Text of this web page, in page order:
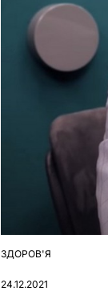
ОПУБЛІКУВАТИ
ЗДОРОВ'Я
24.12.2021